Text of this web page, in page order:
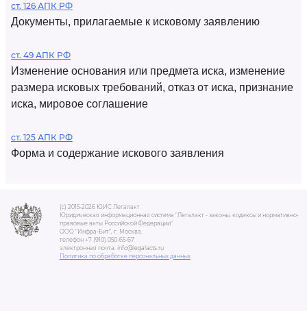
ст. 126 АПК РФ
Документы, прилагаемые к исковому заявлению
ст. 49 АПК РФ
Изменение основания или предмета иска, изменение
размера исковых требований, отказ от иска, признание
иска, мировое соглашение
ст. 125 АПК РФ
Форма и содержание искового заявления
(c) 2015-2026 ЮИС Легалакт
Юридическая информационная система "Легалакт - законы, кодексы и нормативно-
правовые акты Российской Федерации"
ООО "Инфра-Бит", г. Москва.
телефон +7 (910) 050-65-67
электронная почта: info@legalacts.ru
Политика по обработке персональных данных